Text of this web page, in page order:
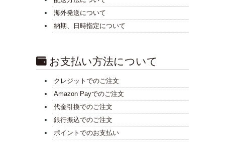
海外発送について
納期、日時指定について
お支払い方法について
クレジットでのご注文
Amazon Payでのご注文
代金引換でのご注文
銀行振込でのご注文
ポイントでのお支払い